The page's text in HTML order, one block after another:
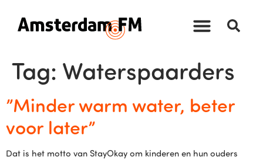
Tag: Waterspaarders
”Minder warm water, beter
voor later”
Dat is het motto van StayOkay om kinderen en hun ouders